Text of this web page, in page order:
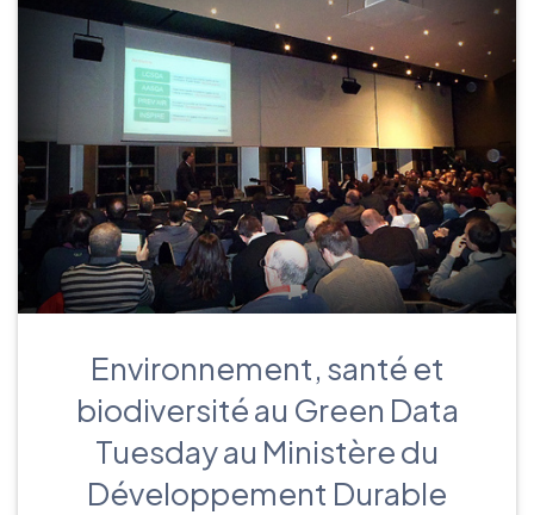
Environnement, santé et
biodiversité au Green Data
Tuesday au Ministère du
Développement Durable